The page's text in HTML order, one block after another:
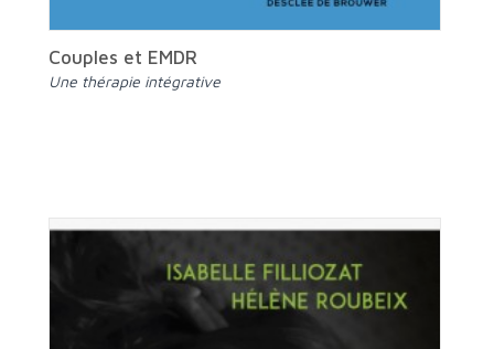
Couples et EMDR
Une thérapie intégrative